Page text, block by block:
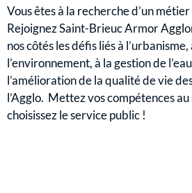
Vous êtes à la recherche d’un
Rejoignez Saint-Brieuc Armor
nos côtés les défis liés à
l’environnement, à la gestion de
l’amélioration de la qualité de vie
l’Agglo. Mettez vos compétences
choisissez le service public !